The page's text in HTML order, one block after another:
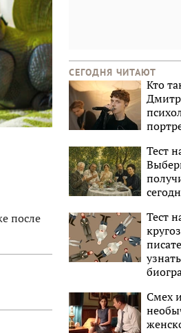
после
СЕГОДНЯ ЧИТАЮТ
Кто
Тест
Тест
Смех